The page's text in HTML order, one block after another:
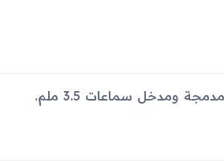
ومدخل سماعات 3.5 ملم.